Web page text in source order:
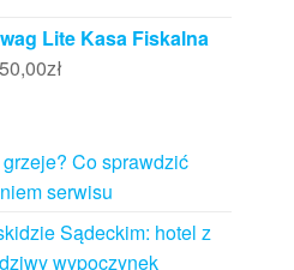
Lite Kasa Fiskalna
zł
Co sprawdzić
serwisu
Sądeckim: hotel z
wypoczynek